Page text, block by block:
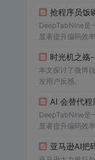
抢程序员饭
DeepTabNine是
显著提升编码效率
时光机之殇
本文探讨了微博
发用户反感。
AI 会替代程
DeepTabNine是
显著提升编码效率
亚马逊AI把